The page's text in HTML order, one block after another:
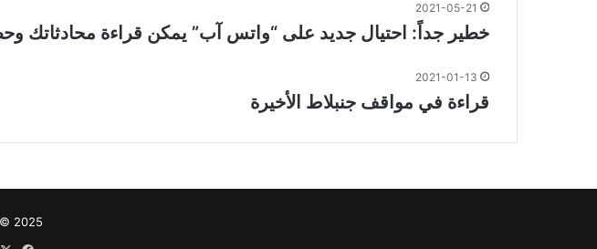
2021-05-21
خطير جداً: احتيال جديد على “واتس آب” يمكن قراءة محادثاتك
2021-01-13
قراءة في مواقف جنبلاط الأخيرة
2025